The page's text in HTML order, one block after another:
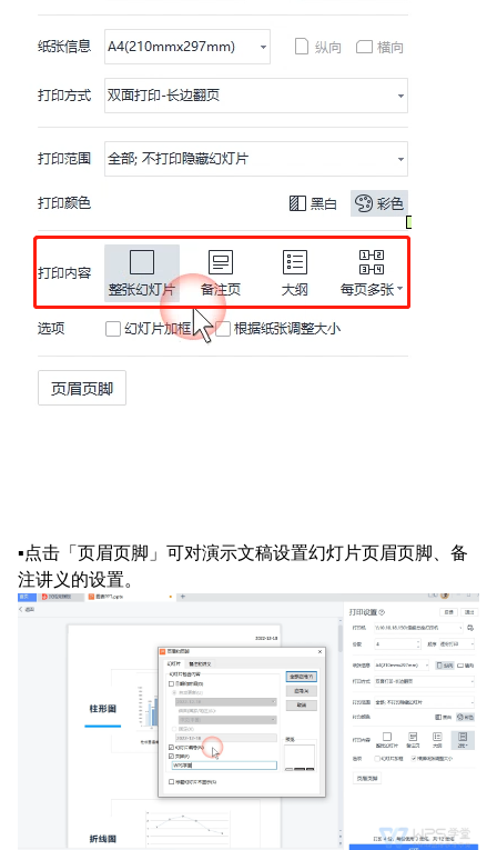
▪点击「页眉页脚」可对演示文稿设置幻灯片页眉页脚、备
注讲义的设置。